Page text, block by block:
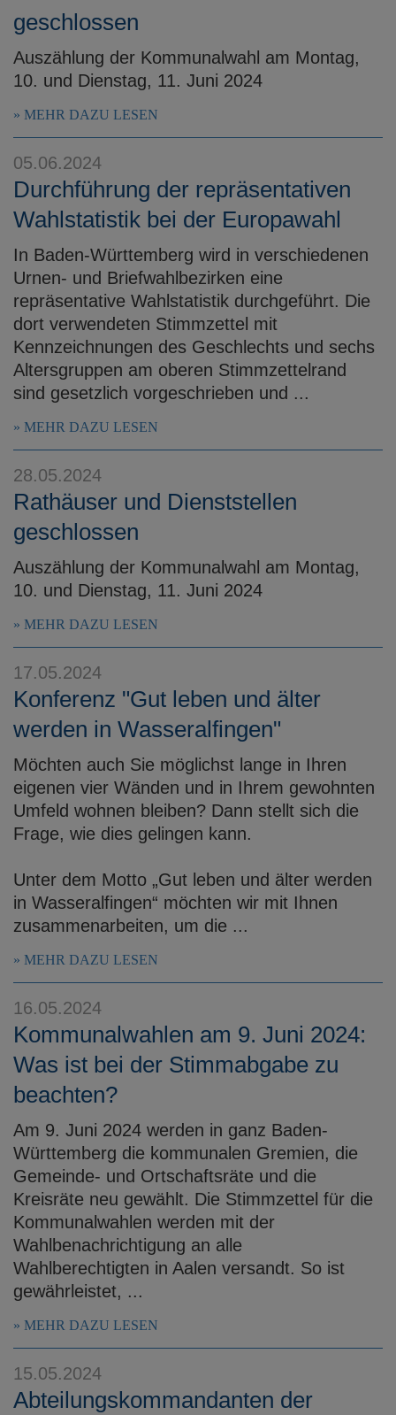
geschlossen
Auszählung der Kommunalwahl am Montag,
10. und Dienstag, 11. Juni 2024
MEHR DAZU LESEN
05.06.2024
Durchführung der repräsentativen
Wahlstatistik bei der Europawahl
In Baden-Württemberg wird in verschiedenen
Urnen- und Briefwahlbezirken eine
repräsentative Wahlstatistik durchgeführt. Die
dort verwendeten Stimmzettel mit
Kennzeichnungen des Geschlechts und sechs
Altersgruppen am oberen Stimmzettelrand
sind gesetzlich vorgeschrieben und ...
MEHR DAZU LESEN
28.05.2024
Rathäuser und Dienststellen
geschlossen
Auszählung der Kommunalwahl am Montag,
10. und Dienstag, 11. Juni 2024
MEHR DAZU LESEN
17.05.2024
Konferenz "Gut leben und älter
werden in Wasseralfingen"
Möchten auch Sie möglichst lange in Ihren
eigenen vier Wänden und in Ihrem gewohnten
Umfeld wohnen bleiben? Dann stellt sich die
Frage, wie dies gelingen kann.
Unter dem Motto „Gut leben und älter werden
in Wasseralfingen“ möchten wir mit Ihnen
zusammenarbeiten, um die ...
MEHR DAZU LESEN
16.05.2024
Kommunalwahlen am 9. Juni 2024:
Was ist bei der Stimmabgabe zu
beachten?
Am 9. Juni 2024 werden in ganz Baden-
Württemberg die kommunalen Gremien, die
Gemeinde- und Ortschaftsräte und die
Kreisräte neu gewählt. Die Stimmzettel für die
Kommunalwahlen werden mit der
Wahlbenachrichtigung an alle
Wahlberechtigten in Aalen versandt. So ist
gewährleistet, ...
MEHR DAZU LESEN
15.05.2024
Abteilungskommandanten der